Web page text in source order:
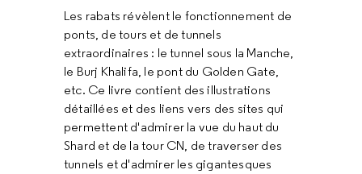
Les rabats révèlent le fonctionnement de
ponts, de tours et de tunnels
extraordinaires : le tunnel sous la Manche,
le Burj Khalifa, le pont du Golden Gate,
etc. Ce livre contient des illustrations
détaillées et des liens vers des sites qui
permettent d'admirer la vue du haut du
Shard et de la tour CN, de traverser des
tunnels et d'admirer les gigantesques